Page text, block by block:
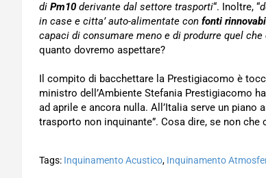
di Pm10 derivante dal settore trasporti“. Inoltre, “
in case e citta’ auto-alimentate con fonti
capaci di consumare meno e di produrre quel che
quanto dovremo aspettare?
Il compito di bacchettare la Prestigiacomo è
ministro dell’Ambiente Stefania Prestigiacomo
ad aprile e ancora nulla. All’Italia serve un
trasporto non inquinante”. Cosa dire, se non
Tags: Inquinamento Acustico, Inquinamento